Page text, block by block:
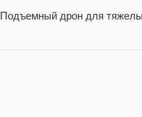
Подъемный дрон для